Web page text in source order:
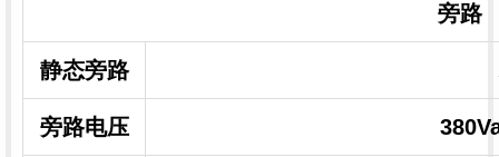
旁路
静态旁路
旁路电压